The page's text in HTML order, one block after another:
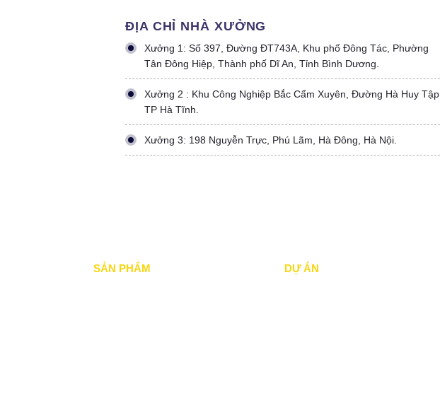
ĐỊA CHỈ NHÀ XƯỞNG
Xưởng 1: Số 397, Đường ĐT743A, Khu phố Đông Tác, Phường
Tân Đông Hiệp, Thành phố Dĩ An, Tỉnh Bình Dương.
Xưởng 2 : Khu Công Nghiệp Bắc Cẩm Xuyên, Đường Hà Huy Tập
TP Hà Tĩnh.
Xưởng 3: 198 Nguyễn Trực, Phú Lãm, Hà Đông, Hà Nội.
SẢN PHẨM DỰ ÁN